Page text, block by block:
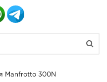
Manfrotto 300N